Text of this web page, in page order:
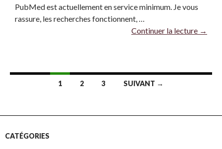
PubMed est actuellement en service minimum. Je vous
rassure, les recherches fonctionnent, …
Continuer la lecture →
Navigation
articles
1 2 3 SUIVANT →
CATÉGORIES